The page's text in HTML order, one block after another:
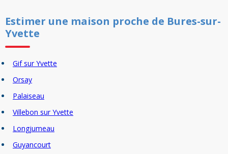
Estimer une maison proche de Bures-sur-
Yvette
Gif sur Yvette
Orsay
Palaiseau
Villebon sur Yvette
Longjumeau
Guyancourt